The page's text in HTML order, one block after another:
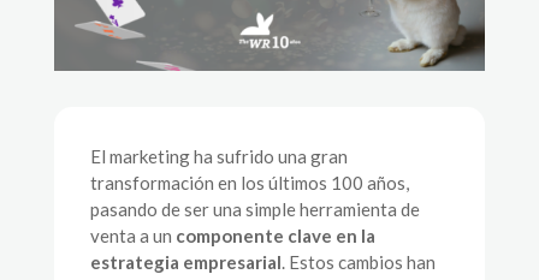
El marketing ha sufrido una gran
transformación en los últimos 100 años,
pasando de ser una simple herramienta de
venta a un componente clave en la
estrategia empresarial. Estos cambios han